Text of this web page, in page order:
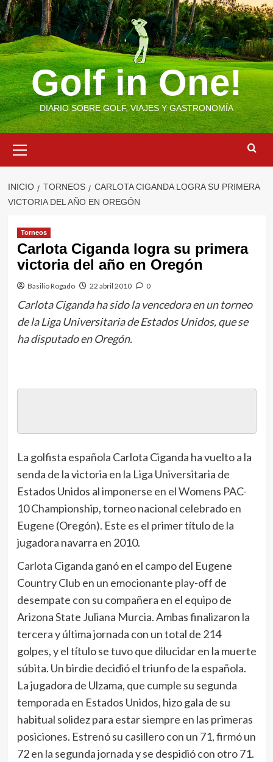
Saltar
al
contenido
Golf in One!
DIARIO SOBRE GOLF, VIAJES Y GASTRONOMÍA
primario
INICIO TORNEOS
CARLOTA CIGANDA LOGRA SU PRIMERA
VICTORIA DEL AÑO EN OREGÓN
Torneos
Carlota Ciganda logra su primera
victoria del año en Oregón
Basilio Rogado 22 abril 2010 0
Carlota Ciganda ha sido la vencedora en un torneo
de la Liga Universitaria de Estados Unidos, que se
ha disputado en Oregón.
La golfista española Carlota Ciganda ha vuelto a la
senda de la victoria en la Liga Universitaria de
Estados Unidos al imponerse en el Womens PAC-
10 Championship, torneo nacional celebrado en
Eugene (Oregón). Este es el primer título de la
jugadora navarra en 2010.
Carlota Ciganda ganó en el campo del Eugene
Country Club en un emocionante play-off de
desempate con su compañera en el equipo de
Arizona State Juliana Murcia. Ambas finalizaron la
tercera y última jornada con un total de 214
golpes, y el título se tuvo que dilucidar en la muerte
súbita. Un birdie decidió el triunfo de la española.
La jugadora de Ulzama, que cumple su segunda
temporada en Estados Unidos, hizo gala de su
habitual solidez para estar siempre en las primeras
posiciones. Estrenó su casillero con un 71, firmó un
72 en la segunda jornada y se despidió con otro 71.